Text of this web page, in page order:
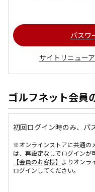
パスワ
サイトリニュー
ゴルフネット会員
初回ログイン時のみ、パ
※オンラインストアに共通の
は、再設定なしでログインが
【会員のお客様】 よりオンラ
ログインしてください。